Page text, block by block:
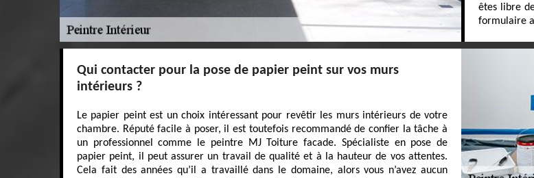
êtes libre
formulaire
Qui contacter pour la pose de papier peint sur vos murs
intérieurs ?
Le papier peint est un choix intéressant pour revêtir les murs intérieurs de votre
chambre. Réputé facile à poser, il est toutefois recommandé de confier la tâche à
un professionnel comme le peintre MJ Toiture facade. Spécialiste en pose de
papier peint, il peut assurer un travail de qualité et à la hauteur de vos attentes.
Cela fait des années qu’il a travaillé dans le domaine, alors vous n’avez aucun